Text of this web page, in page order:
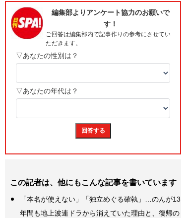
この記者は、他にもこんな記事を書いています
「本名が使えない」「独立めぐる確執」…のんが13
年間も地上波連ドラから消えていた理由と、復帰の